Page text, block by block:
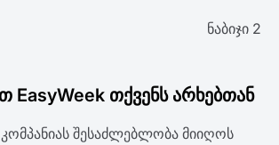
ნაბიჯი 2
EasyWeek თქვენს არხებთან
შესაძლებლობა მიიღოს